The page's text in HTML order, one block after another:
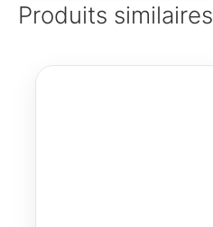
Produits similaires